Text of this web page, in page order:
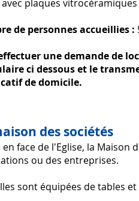
plaques vitrocéramiques
de personnes accueillies :
une demande de
ci dessous et le
de domicile.
des sociétés
en face de l'Eglise, la
ou des entreprises.
sont équipées de tables